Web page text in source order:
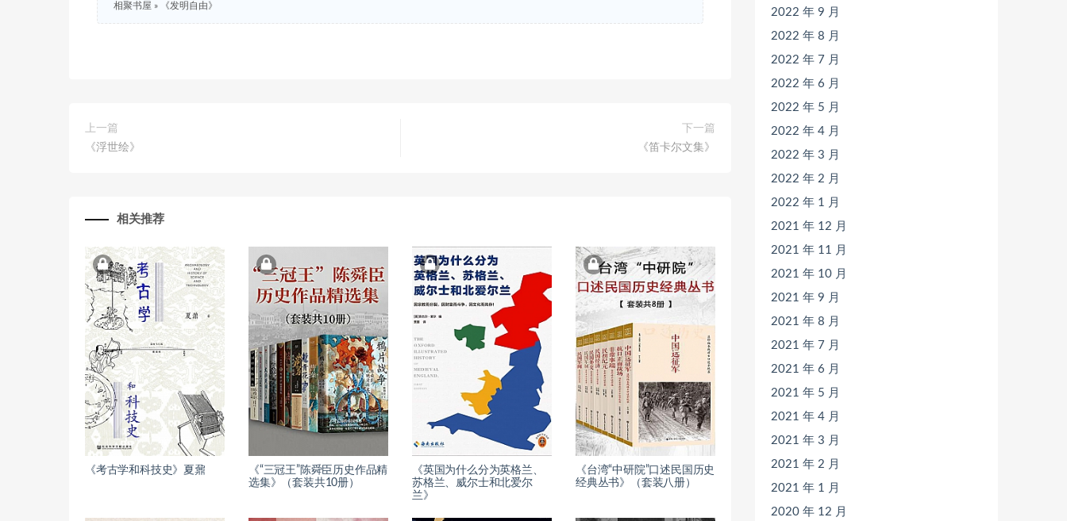
相聚书屋 » 《发明自由》
上一篇
《浮世绘》
下一篇
《笛卡尔文集》
相关推荐
《考古学和科技史》夏鼐
《“三冠王”陈舜臣历史作品精
选集》（套装共10册）
《英国为什么分为英格兰、
苏格兰、威尔士和北爱尔
兰》
《台湾“中研院”口述民国历史
经典丛书》（套装八册）
2022 年 9 月
2022 年 8 月
2022 年 7 月
2022 年 6 月
2022 年 5 月
2022 年 4 月
2022 年 3 月
2022 年 2 月
2022 年 1 月
2021 年 12 月
2021 年 11 月
2021 年 10 月
2021 年 9 月
2021 年 8 月
2021 年 7 月
2021 年 6 月
2021 年 5 月
2021 年 4 月
2021 年 3 月
2021 年 2 月
2021 年 1 月
2020 年 12 月